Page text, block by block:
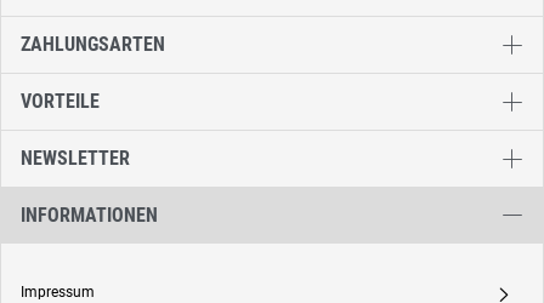
ZAHLUNGSARTEN
VORTEILE
NEWSLETTER
INFORMATIONEN
Impressum A